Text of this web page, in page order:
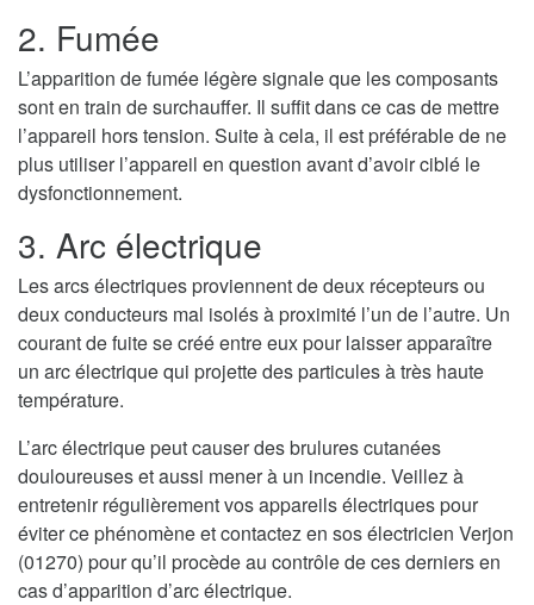
2. Fumée
L’apparition de fumée légère signale que les composants
sont en train de surchauffer. Il suffit dans ce cas de mettre
l’appareil hors tension. Suite à cela, il est préférable de ne
plus utiliser l’appareil en question avant d’avoir ciblé le
dysfonctionnement.
3. Arc électrique
Les arcs électriques proviennent de deux récepteurs ou
deux conducteurs mal isolés à proximité l’un de l’autre. Un
courant de fuite se créé entre eux pour laisser apparaître
un arc électrique qui projette des particules à très haute
température.
L’arc électrique peut causer des brulures cutanées
douloureuses et aussi mener à un incendie. Veillez à
entretenir régulièrement vos appareils électriques pour
éviter ce phénomène et contactez en sos électricien Verjon
(01270) pour qu’il procède au contrôle de ces derniers en
cas d’apparition d’arc électrique.